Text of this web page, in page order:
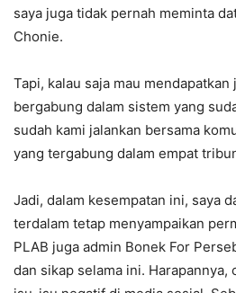
saya juga tidak pernah meminta
Chonie.
Tapi, kalau saja mau
bergabung dalam sistem yang
sudah kami jalankan bersama
yang tergabung dalam empat
Jadi, dalam kesempatan ini, saya
terdalam tetap menyampaikan
PLAB juga admin Bonek For
dan sikap selama ini. Harapannya,